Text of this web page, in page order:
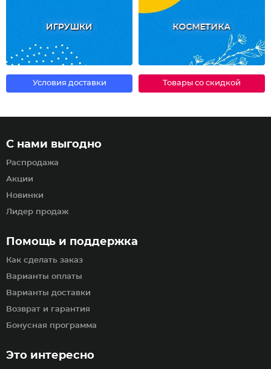
ИГРУШКИ КОСМЕТИКА
Условия доставки Товары со скидкой
Помощь и поддержка
Как сделать заказ
Варианты оплаты
Варианты доставки
Возврат и гарантия
Бонусная программа
С нами выгодно
Распродажа
Акции
Новинки
Лидер продаж
Это интересно